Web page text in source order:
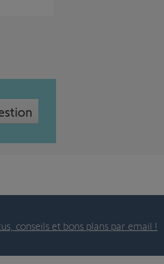
conseils et bons plans par email !